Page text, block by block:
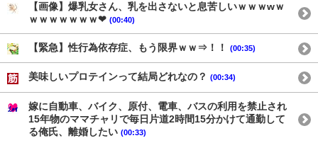
【画像】爆乳女さん、乳を出さないと息苦しいｗｗｗwｗ
ｗｗｗｗｗｗｗ❤ (00:40)
【緊急】性行為依存症、もう限界ｗｗ⇒！！ (00:35)
美味しいプロテインって結局どれなの？ (00:34)
嫁に自動車、バイク、原付、電車、バスの利用を禁止され
15年物のママチャリで毎日片道2時間15分かけて通勤して
る俺氏、離婚したい (00:33)